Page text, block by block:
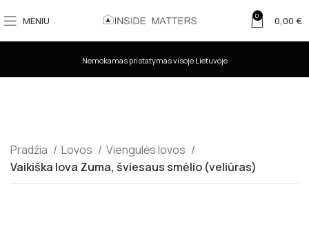
MENIU 0 0,00 €
Nemokamas pristatymas visoje Lietuvoje
Pradžia Lovos
Viengulės lovos
Vaikiška lova Zuma, šviesaus smėlio (veliūras)